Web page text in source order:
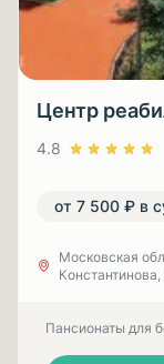
4.8
от 7 500 ₽ в
Московская
Пансионаты для